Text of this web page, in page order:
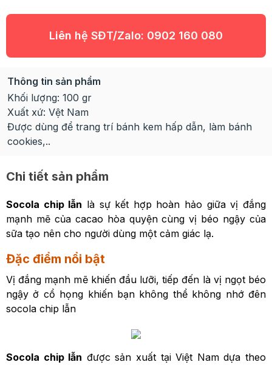
Liên hệ SĐT/Zalo: 0902 160 080
Thông tin sản phẩm
Khối lượng: 100 gr
Xuất xứ: Vệt Nam
Được dùng để trang trí bánh kem hấp dẫn, làm bánh
cookies,..
Chi tiết sản phẩm
Socola chip lẫn là sự kết hợp hoàn hảo giữa vị đắng
mạnh mẽ của cacao hòa quyện cùng vị béo ngậy của
sữa tạo nên cho người dùng một cảm giác lạ.
Đặc điểm nổi bật
Vị đắng mạnh mẽ khiến đầu lưỡi, tiếp đến là vị ngọt béo
ngậy ở cổ họng khiến bạn không thể không nhớ đên
socola chip lẫn
Socola chip lẫn được sản xuất tại Việt Nam dựa theo